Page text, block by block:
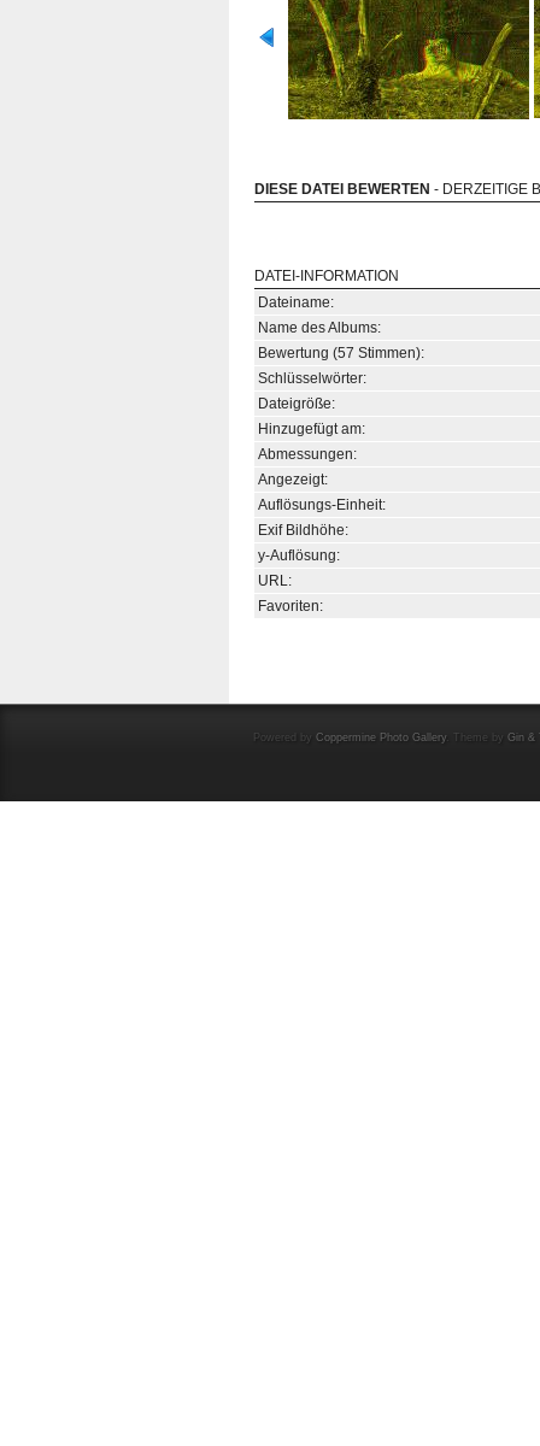
DIESE DATEI BEWERTEN - DERZEITIGE
DATEI-INFORMATION
Dateiname:
Name des Albums:
Bewertung (57 Stimmen):
Schlüsselwörter:
Dateigröße:
Hinzugefügt am:
Abmessungen:
Angezeigt:
Auflösungs-Einheit:
Exif Bildhöhe:
y-Auflösung:
URL:
Favoriten:
Powered by Coppermine Photo Gallery. Theme by Gin &